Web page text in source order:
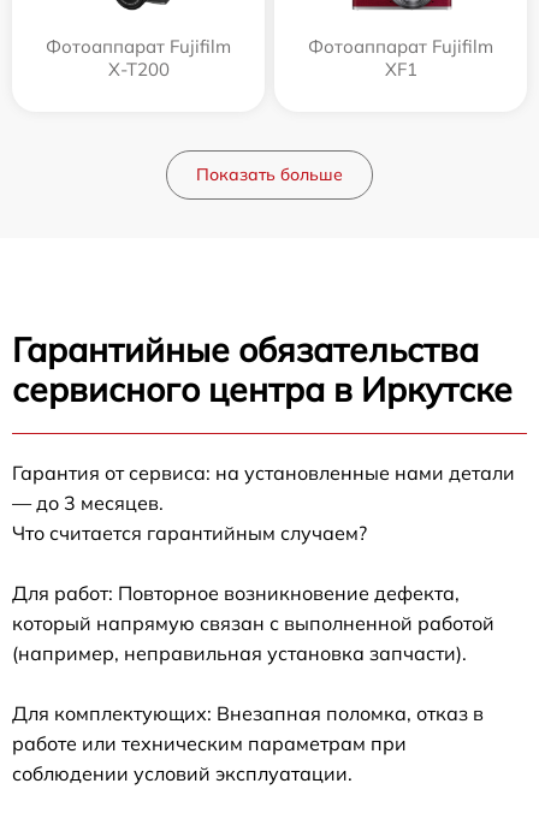
Фотоаппарат Fujifilm
X-T200
Фотоаппарат Fujifilm
XF1
Показать больше
Гарантийные обязательства
сервисного центра в Иркутске
Гарантия от сервиса: на установленные нами детали
— до 3 месяцев.
Что считается гарантийным случаем?
Для работ: Повторное возникновение дефекта,
который напрямую связан с выполненной работой
(например, неправильная установка запчасти).
Для комплектующих: Внезапная поломка, отказ в
работе или техническим параметрам при
соблюдении условий эксплуатации.